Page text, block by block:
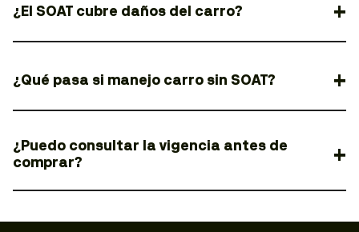
¿El SOAT cubre daños del carro?
¿Qué pasa si manejo carro sin SOAT?
¿Puedo consultar la vigencia antes de
comprar?